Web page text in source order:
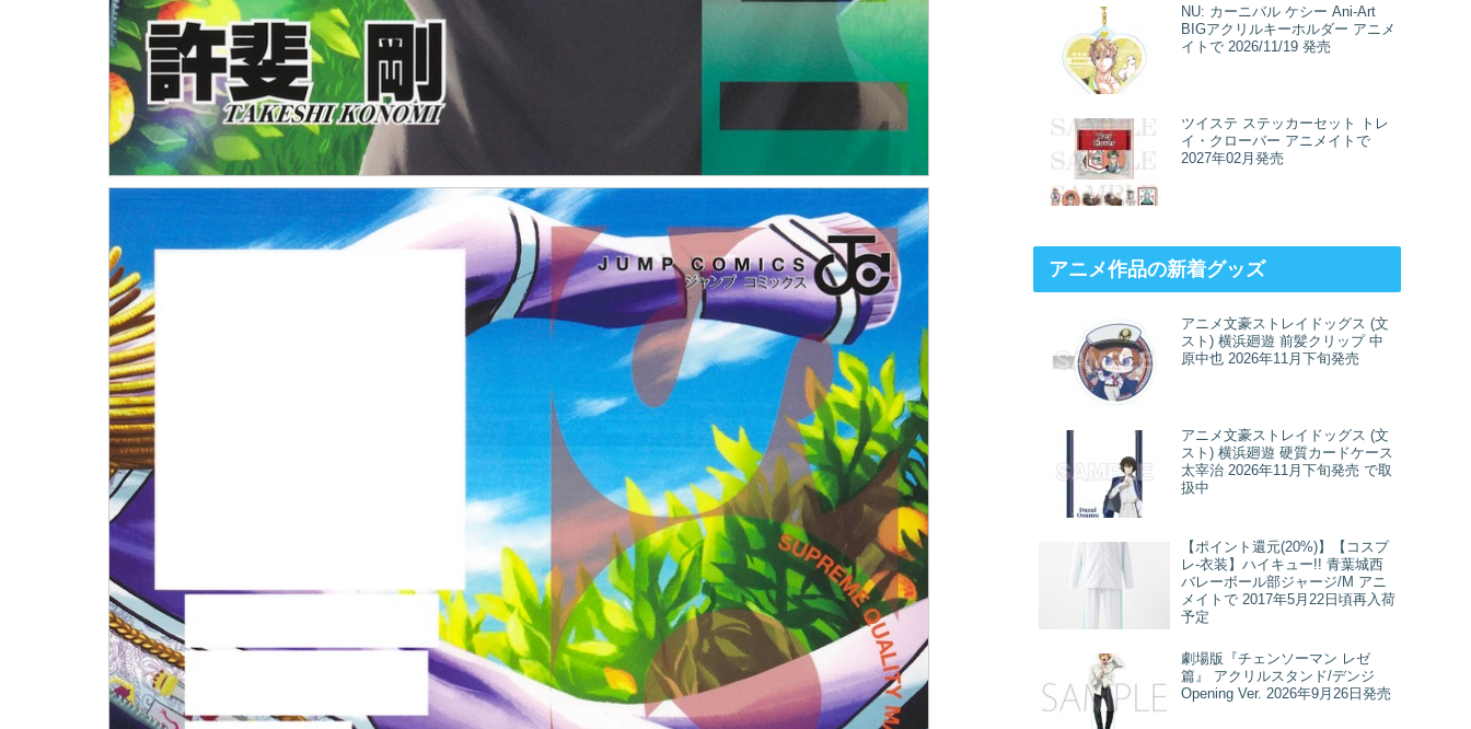
NU: カーニバル ケシー Ani-Art
BIGアクリルキーホルダー アニメ
イトで 2026/11/19 発売
ツイステ ステッカーセット トレ
イ・クローバー アニメイトで
2027年02月発売
アニメ作品の新着グッズ
アニメ文豪ストレイドッグス (文
スト) 横浜廻遊 前髪クリップ 中
原中也 2026年11月下旬発売
アニメ文豪ストレイドッグス (文
スト) 横浜廻遊 硬質カードケース
太宰治 2026年11月下旬発売 で取
扱中
【ポイント還元(20%)】【コスプ
レ-衣装】ハイキュー!! 青葉城西
バレーボール部ジャージ/M アニ
メイトで 2017年5月22日頃再入荷
予定
劇場版『チェンソーマン レゼ
篇』 アクリルスタンド/デンジ
Opening Ver. 2026年9月26日発売